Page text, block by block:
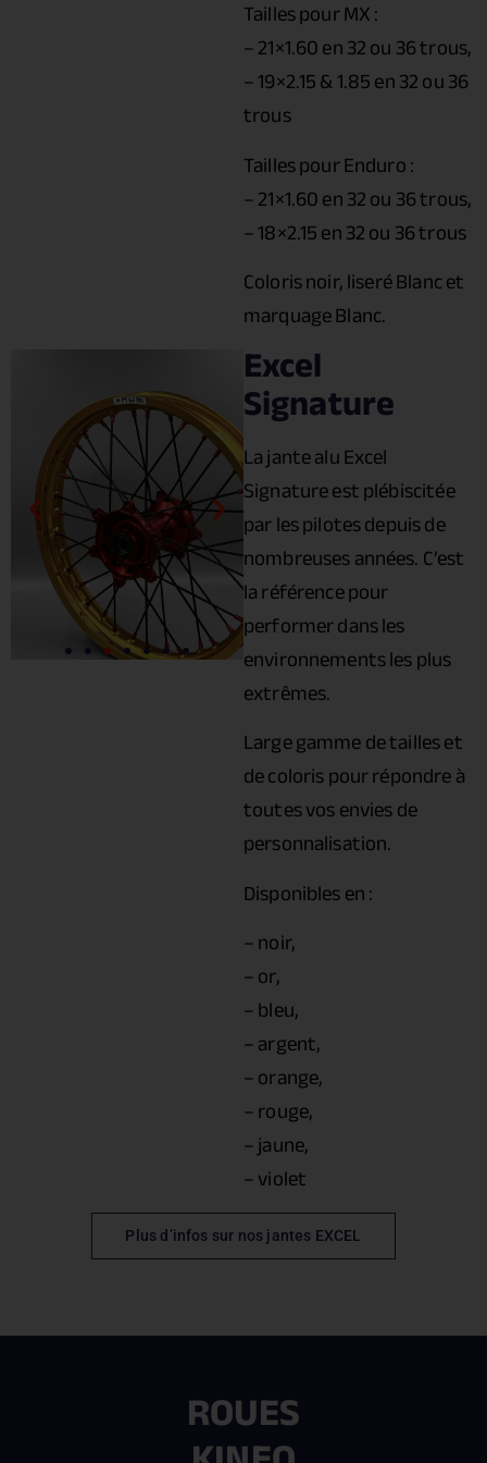
Tailles pour MX :
– 21×1.60 en 32 ou 36 trous,
– 19×2.15 & 1.85 en 32 ou 36
trous
Tailles pour Enduro :
– 21×1.60 en 32 ou 36 trous,
– 18×2.15 en 32 ou 36 trous
Coloris noir, liseré Blanc et
marquage Blanc.
Excel
Signature
La jante alu Excel
Signature est plébiscitée
par les pilotes depuis de
nombreuses années. C’est
la référence pour
performer dans les
environnements les plus
extrêmes.
Large gamme de tailles et
de coloris pour répondre à
toutes vos envies de
personnalisation.
Disponibles en :
– noir,
– or,
– bleu,
– argent,
– orange,
– rouge,
– jaune,
– violet
Plus d’infos sur nos jantes EXCEL
ROUES